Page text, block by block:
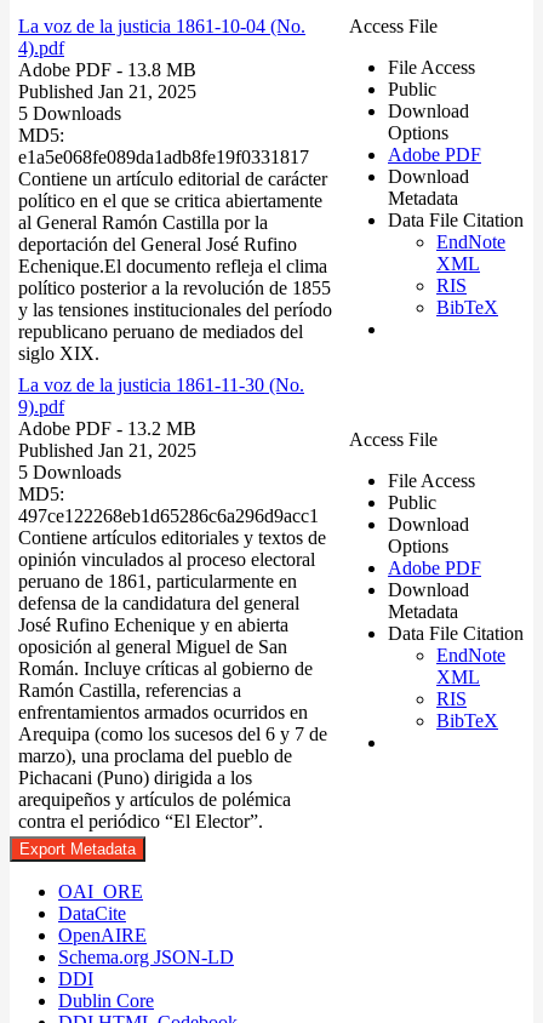
La voz de la justicia 1861-10-04 (No.
4).pdf
Adobe PDF - 13.8 MB
Published Jan 21, 2025
5 Downloads
MD5:
e1a5e068fe089da1adb8fe19f0331817
Contiene un artículo editorial de carácter
político en el que se critica abiertamente
al General Ramón Castilla por la
deportación del General José Rufino
Echenique.El documento refleja el clima
político posterior a la revolución de 1855
y las tensiones institucionales del período
republicano peruano de mediados del
siglo XIX.
Access File
File Access
Public
Download
Options
Adobe PDF
Download
Metadata
Data File Citation
EndNote
XML
RIS
BibTeX
La voz de la justicia 1861-11-30 (No.
9).pdf
Adobe PDF - 13.2 MB
Published Jan 21, 2025
5 Downloads
MD5:
497ce122268eb1d65286c6a296d9acc1
Contiene artículos editoriales y textos de
opinión vinculados al proceso electoral
peruano de 1861, particularmente en
defensa de la candidatura del general
José Rufino Echenique y en abierta
oposición al general Miguel de San
Román. Incluye críticas al gobierno de
Ramón Castilla, referencias a
enfrentamientos armados ocurridos en
Arequipa (como los sucesos del 6 y 7 de
marzo), una proclama del pueblo de
Pichacani (Puno) dirigida a los
arequipeños y artículos de polémica
contra el periódico “El Elector”.
Access File
File Access
Public
Download
Options
Adobe PDF
Download
Metadata
Data File Citation
EndNote
XML
RIS
BibTeX
Export Metadata
OAI_ORE
DataCite
OpenAIRE
Schema.org JSON-LD
DDI
Dublin Core